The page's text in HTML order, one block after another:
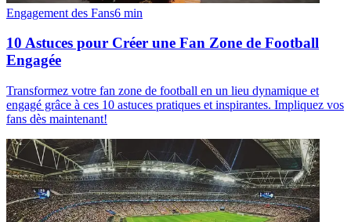
Engagement des Fans6 min
10 Astuces pour Créer une Fan Zone de Football
Engagée
Transformez votre fan zone de football en un lieu dynamique et
engagé grâce à ces 10 astuces pratiques et inspirantes. Impliquez vos
fans dès maintenant!